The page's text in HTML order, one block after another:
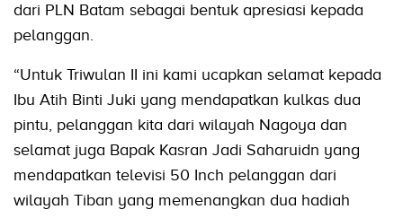
dari PLN Batam sebagai bentuk apresiasi kepada
pelanggan.
“Untuk Triwulan II ini kami ucapkan selamat kepada
Ibu Atih Binti Juki yang mendapatkan kulkas dua
pintu, pelanggan kita dari wilayah Nagoya dan
selamat juga Bapak Kasran Jadi Saharuidn yang
mendapatkan televisi 50 Inch pelanggan dari
wilayah Tiban yang memenangkan dua hadiah